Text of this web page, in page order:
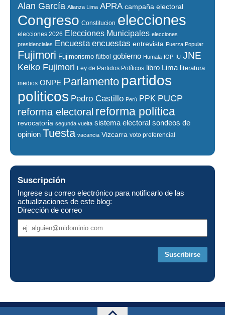
Alan García Alianza Lima APRA campaña electoral
Congreso Constitucion elecciones
elecciones 2026 Elecciones Municipales elecciones
presidenciales Encuesta encuestas entrevista Fuerza Popular
Fujimori Fujimorismo fútbol gobierno Humala IOP IU JNE
Keiko Fujimori Ley de Partidos Políticos libro Lima literatura
medios ONPE Parlamento partidos
politicos Pedro Castillo Perú PPK PUCP
reforma electoral reforma política
revocatoria segunda vuelta sistema electoral sondeos de
opinion Tuesta vacancia Vizcarra voto preferencial
Suscripción
Ingrese su correo electrónico para notificarlo de las
actualizaciones de este blog:
Dirección de correo
de